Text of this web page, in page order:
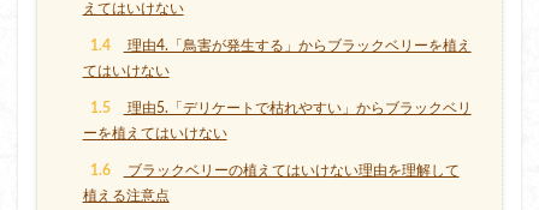
えてはいけない
1.4
理由4.「鳥害が発生する」からブラックベリーを植え
てはいけない
1.5
理由5.「デリケートで枯れやすい」からブラックベリ
ーを植えてはいけない
1.6
ブラックベリーの植えてはいけない理由を理解して
植える注意点